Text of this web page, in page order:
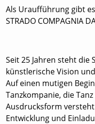
Als Uraufführung gibt es
STRADO COMPAGNIA
Seit 25 Jahren steht die
künstlerische Vision
Auf einen mutigen
Tanzkompanie, die
Ausdrucksform
Entwicklung und